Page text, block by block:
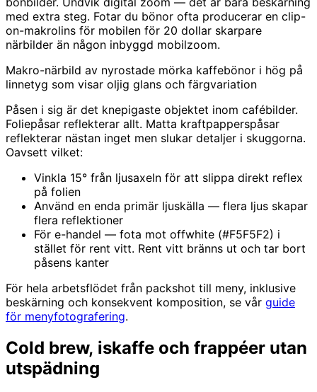
med extra steg. Fotar du bönor ofta producerar en clip-
on-makrolins för mobilen för 20 dollar skarpare
närbilder än någon inbyggd mobilzoom.
Makro-närbild av nyrostade mörka kaffebönor i hög på
linnetyg som visar oljig glans och färgvariation
Påsen i sig är det knepigaste objektet inom cafébilder.
Foliepåsar reflekterar allt. Matta kraftpapperspåsar
reflekterar nästan inget men slukar detaljer i skuggorna.
Oavsett vilket:
Vinkla 15° från ljusaxeln för att slippa direkt reflex
på folien
Använd en enda primär ljuskälla — flera ljus skapar
flera reflektioner
För e-handel — fota mot offwhite (#F5F5F2) i
stället för rent vitt. Rent vitt bränns ut och tar bort
påsens kanter
För hela arbetsflödet från packshot till meny, inklusive
beskärning och konsekvent komposition, se vår guide
för menyfotografering.
Cold brew, iskaffe och frappéer utan
utspädning